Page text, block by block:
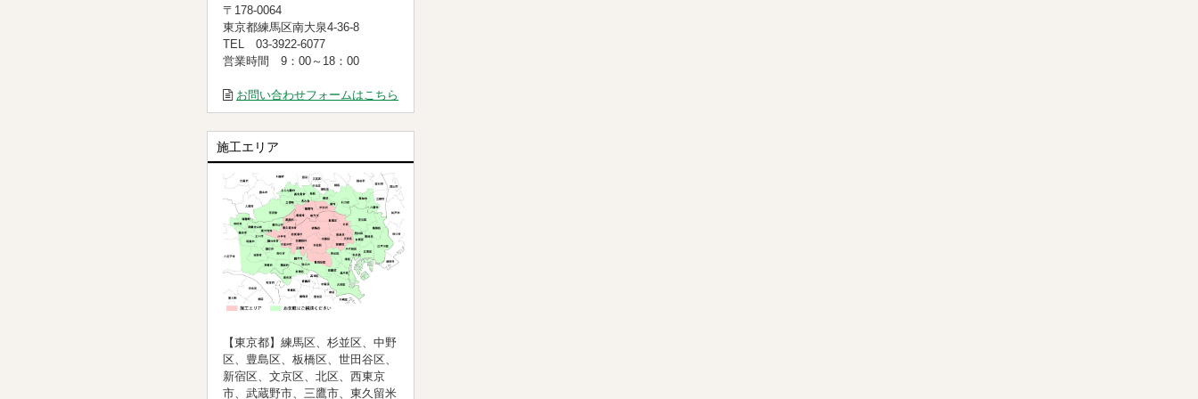
〒178-0064
東京都練馬区南大泉4-36-8
TEL 03-3922-6077
営業時間 9：00～18：00
お問い合わせフォームはこちら
施工エリア
【東京都】練馬区、杉並区、中野
区、豊島区、板橋区、世田谷区、
新宿区、文京区、北区、西東京
市、武蔵野市、三鷹市、東久留米